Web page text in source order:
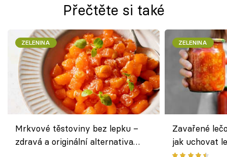
Přečtěte si také
ZELENINA
Mrkvové těstoviny bez lepku –
zdravá a originální alternativa
ZELENINA
Zavařené
jak uchovat